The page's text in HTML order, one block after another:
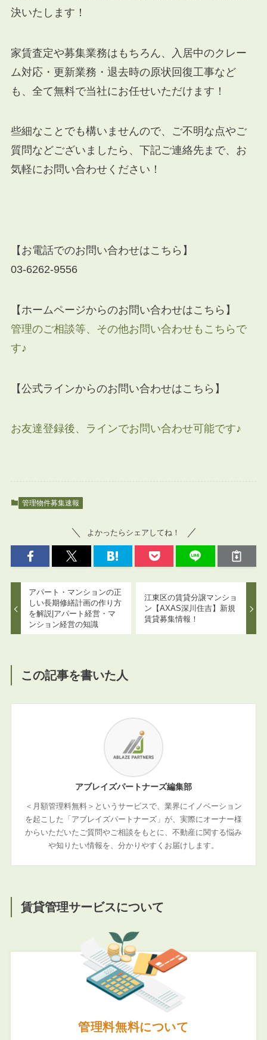
決いたします！
家賃査定や募集業務はもちろん、入居中のクレー
ム対応・更新業務・退去時の原状回復工事など
も、全て無料で当社にお任せいただけます！
些細なことでも構いませんので、ご不明な点やご
質問などございましたら、下記ご連絡先まで、お
気軽にお問い合わせください！
【お電話でのお問い合わせはこちら】
03-6262-9556
【ホームページからのお問い合わせはこちら】
管理のご相談等、その他お問い合わせもこちらで
す♪
【公式ラインからのお問い合わせはこちら】
お友達登録後、ラインでお問い合わせ可能です♪
管理物件募集速報
よかったらシェアしてね！
アパート・マンションの正
しい長期修繕計画の作り方
を解説|アパート経営・マ
ンション経営の知識
江東区の賃貸分譲マンショ
ン【AXAS深川住吉】新規
賃貸募集情報！
この記事を書いた人
アブレイズパートナーズ編集部
＜月額管理料無料＞というサービスで、業界にイノベーション
を起こした「アブレイズパートナーズ」が、実際にオーナー様
からいただいたご質問やご相談をもとに、不動産に関する悩み
や知りたい情報を、分かりやすくお届けします。
賃貸管理サービスについて
管理料無料について